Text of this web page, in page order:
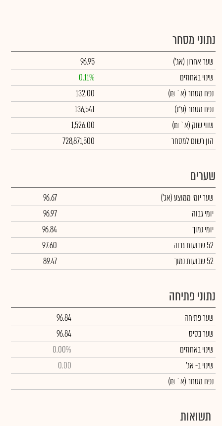
נתוני מסחר
שער אחרון (אג')
96.95
שינוי באחוזים
0.11%
נפח מסחר(א` ₪)
132.00
נפח מסחר(ע"נ)
136,541
שווי שוק (א` ₪)
1,526.00
הון רשום למסחר
728,871,500
שערים
שער יומי ממוצע(אג')
96.67
יומי גבוה
96.97
יומי נמוך
96.84
52 שבועות גבוה
97.60
52 שבועות נמוך
89.47
נתוני פתיחה
שער פתיחה
96.84
שער בסיס
96.84
שינוי באחוזים
0.00%
שינויב- אג'
0.00
נפח מסחר(א` ₪)
תשואות